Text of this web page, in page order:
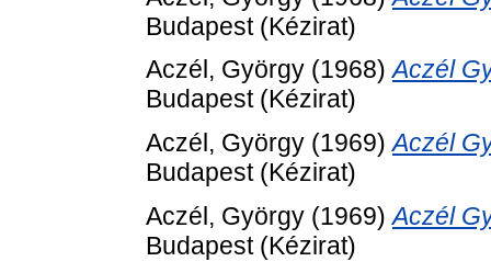
Budapest (Kézirat)
Aczél, György (1968)Aczél
Budapest (Kézirat)
Aczél, György (1969)Aczél
Budapest (Kézirat)
Aczél, György (1969)Aczél
Budapest (Kézirat)